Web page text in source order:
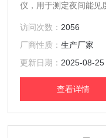
仪，用于测定夜间能见
可同时测量三个不同的
访问次数： 2056
厂商性质：生产厂家
更新日期： 2025-08-25
查看详情